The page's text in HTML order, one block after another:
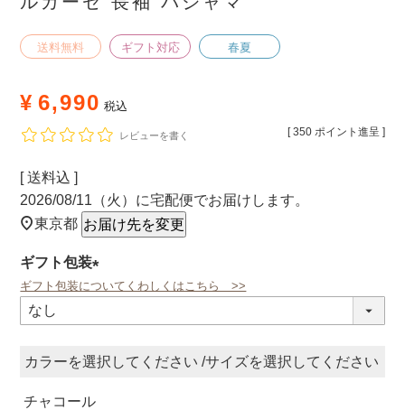
送料無料 ギフト対応 春夏
¥ 6,990 税込
[ 350 ポイント進呈 ]
レビューを書く
送料込
2026/08/11（火） に宅配便でお届けします。
東京都 お届け先を変更
ギフト包装
(必
ギフト包装についてくわしくはこちら >>
カラー サイズ
チャコール